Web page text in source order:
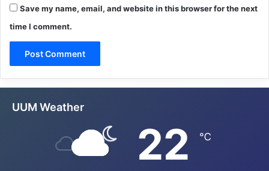
Save my name, email, and website in this browser for the next
time I comment.
UUM Weather
22 ℃